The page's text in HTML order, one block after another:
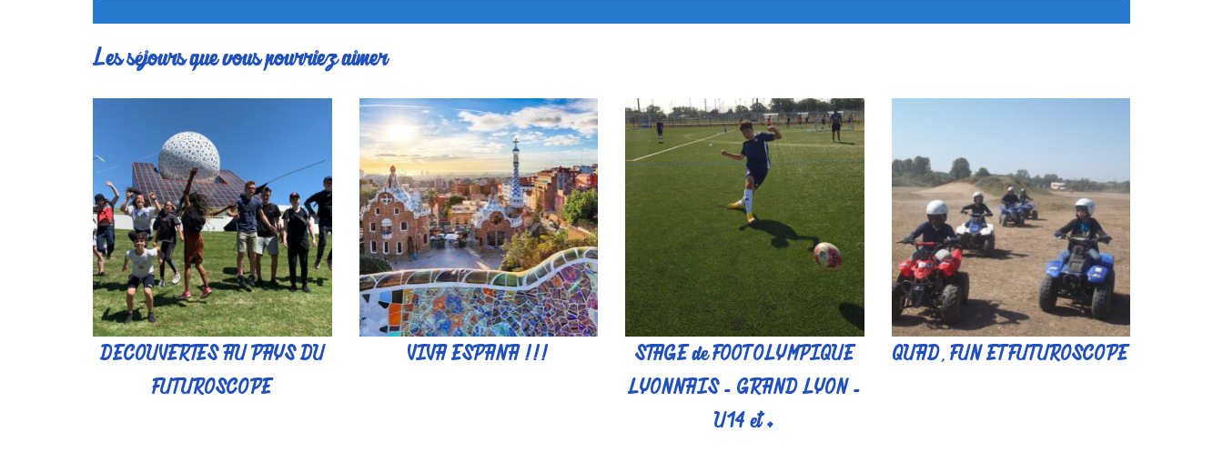
Les séjours que vous pourriez aimer
DECOUVERTES AU PAYS DU
FUTUROSCOPE
VIVA ESPANA !!!
STAGE de FOOT OLYMPIQUE
LYONNAIS - GRAND LYON -
U14 et +
QUAD, FUN ET FUTUROSCOPE